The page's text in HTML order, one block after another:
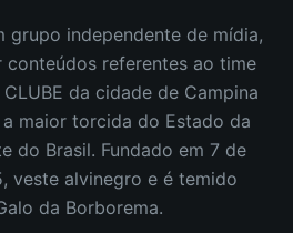
grupo independente de mídia,
referentes ao time
CLUBE da cidade de Campina
maior torcida do Estado da
do Brasil. Fundado em 7 de
veste alvinegro e é temido
da Borborema.